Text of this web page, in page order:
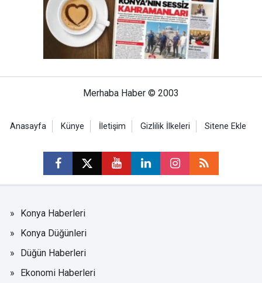
Merhaba Haber © 2003
Anasayfa Künye İletişim Gizlilik İlkeleri Sitene Ekle
Konya Haberleri
Konya Düğünleri
Düğün Haberleri
Ekonomi Haberleri